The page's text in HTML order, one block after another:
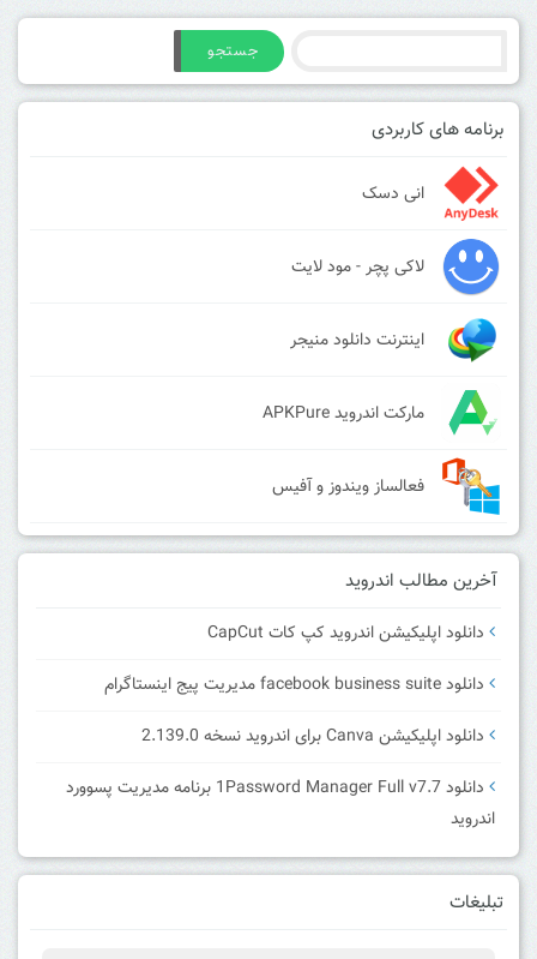
جستجو
برنامه های کاربردی
انی دسک
لاکی پچر - مود لایت
اینترنت دانلود منیجر
مارکت اندروید APKPure
فعالساز ویندوز و آفیس
آخرین مطالب اندروید
دانلود اپلیکیشن اندروید کپ کات CapCut
دانلود facebook business suite مدیریت پیج اینستاگرام
دانلود اپلیکیشن Canva برای اندروید نسخه 2.139.0
دانلود 1Password Manager Full v7.7 برنامه مدیریت پسوورد
اندروید
تبلیغات